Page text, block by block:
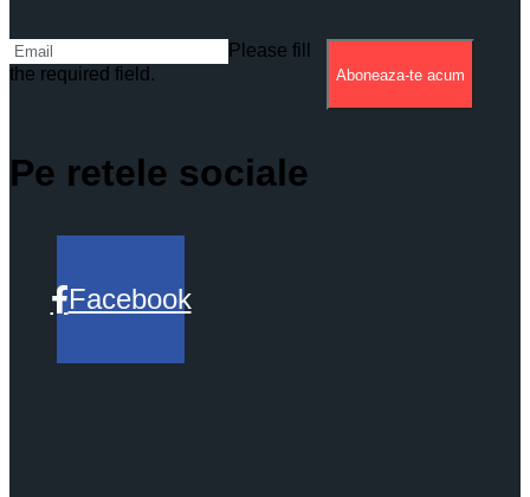
Please fill
the required field.
Aboneaza-te acum
Pe retele sociale
Facebook